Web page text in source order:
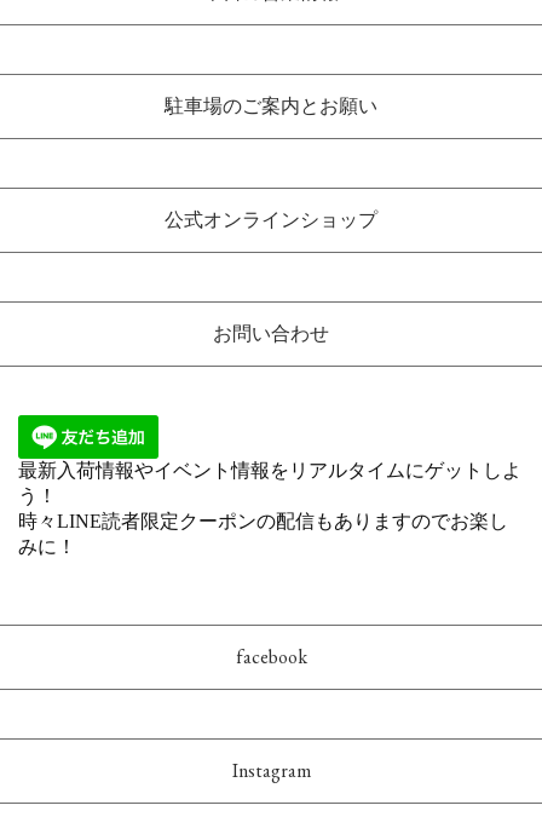
駐車場のご案内とお願い
公式オンラインショップ
お問い合わせ
facebook
Instagram